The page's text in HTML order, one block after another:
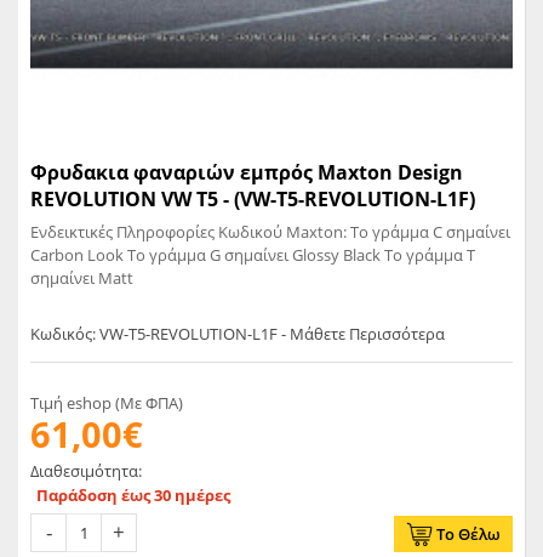
Φρυδακια φαναριών εμπρός Maxton Design
REVOLUTION VW T5 - (VW-T5-REVOLUTION-L1F)
Ενδεικτικές Πληροφορίες Κωδικού Maxton: Το γράμμα C σημαίνει
Carbon Look Το γράμμα G σημαίνει Glossy Black Το γράμμα T
σημαίνει Matt
Κωδικός: VW-T5-REVOLUTION-L1F - Μάθετε Περισσότερα
Τιμή eshop (Με ΦΠΑ)
61,00€
Διαθεσιμότητα:
Παράδοση έως 30 ημέρες
Το Θέλω